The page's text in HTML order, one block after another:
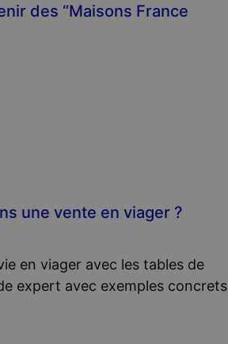
des “Maisons France
une vente en viager ?
en viager avec les tables de
expert avec exemples concrets